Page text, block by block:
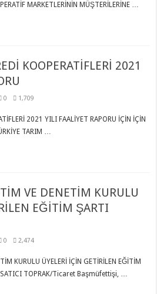
MARKETLERİNİN MÜŞTERİLERİNE …
KOOPERATİFLERİ 2021
0 1,709
2021 YILI FAALİYET RAPORU İÇİN İÇİN
TARIM …
VE DENETİM KURULU
EĞİTİM ŞARTI
0 2,474
KURULU ÜYELERİ İÇİN GETİRİLEN EĞİTİM
SATICI TOPRAK/Ticaret Başmüfettişi, …